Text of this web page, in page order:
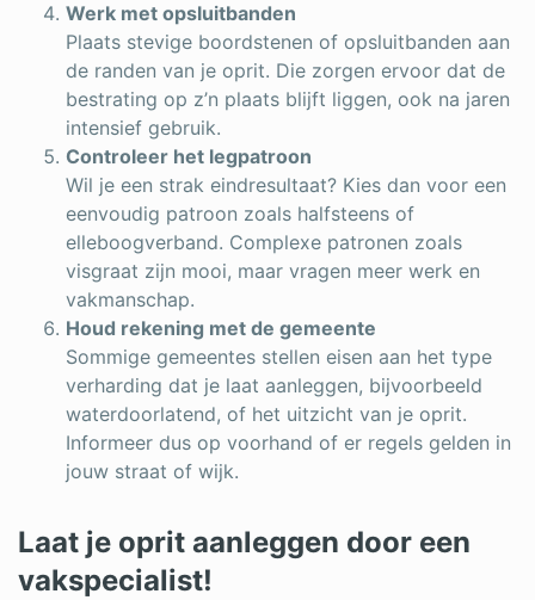
Werk met opsluitbanden
Plaats stevige boordstenen of opsluitbanden aan
de randen van je oprit. Die zorgen ervoor dat de
bestrating op z’n plaats blijft liggen, ook na jaren
intensief gebruik.
Controleer het legpatroon
Wil je een strak eindresultaat? Kies dan voor een
eenvoudig patroon zoals halfsteens of
elleboogverband. Complexe patronen zoals
visgraat zijn mooi, maar vragen meer werk en
vakmanschap.
Houd rekening met de gemeente
Sommige gemeentes stellen eisen aan het type
verharding dat je laat aanleggen, bijvoorbeeld
waterdoorlatend, of het uitzicht van je oprit.
Informeer dus op voorhand of er regels gelden in
jouw straat of wijk.
Laat je oprit aanleggen door een
vakspecialist!